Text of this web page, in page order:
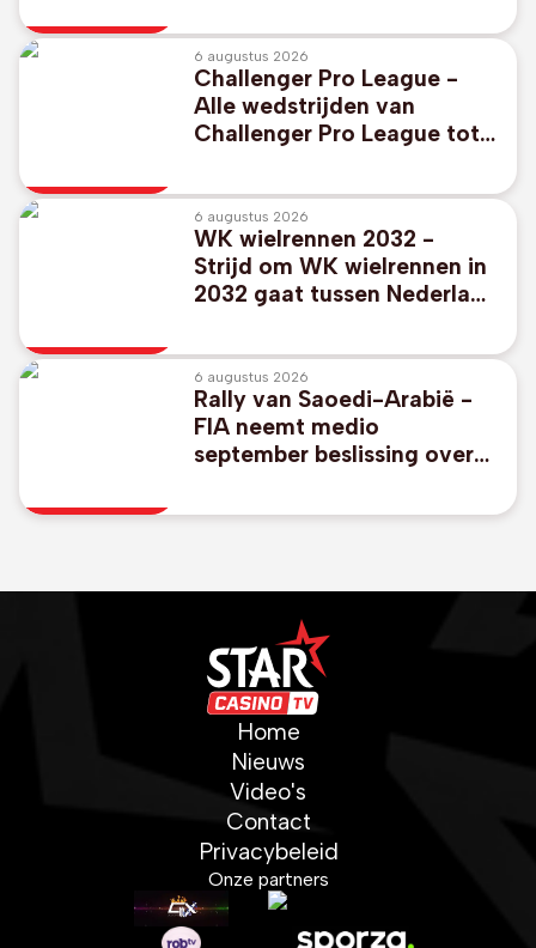
6 augustus 2026
Challenger Pro League -
Alle wedstrijden van
Challenger Pro League tot
6 augustus 2026
WK wielrennen 2032 -
Strijd om WK wielrennen in
2032 gaat tussen Nederland
6 augustus 2026
Rally van Saoedi-Arabië -
FIA neemt medio
september beslissing over
Arabië
Home
Nieuws
Video's
Contact
Privacybeleid
Onze partners